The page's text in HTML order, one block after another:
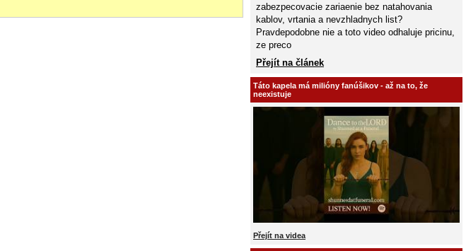
zabezpecovacie zariaenie bez natahovania
kablov, vrtania a nevzhladnych list?
Pravdepodobne nie a toto video odhaluje pricinu,
ze preco
Přejít na článek
Táto kapela má milióny fanúšikov - až na to, že
neexistuje
Přejít na videa